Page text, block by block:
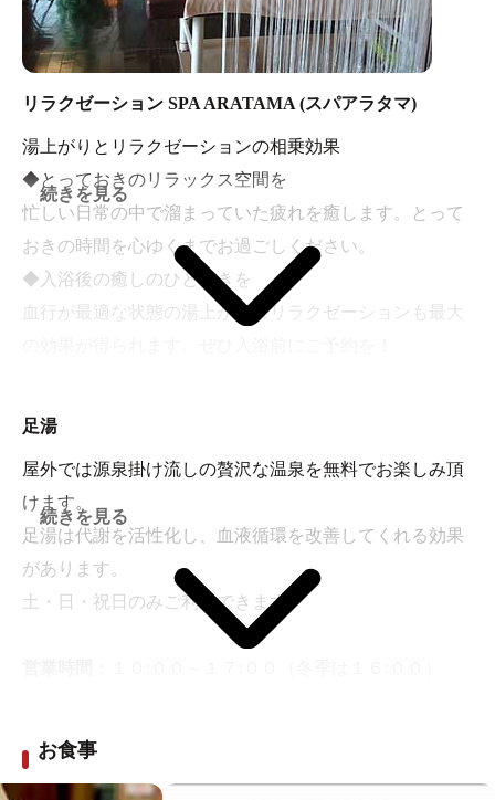
リラクゼーション SPA ARATAMA (スパアラタマ)
湯上がりとリラクゼーションの相乗効果
◆とっておきのリラックス空間を
忙しい日常の中で溜まっていた疲れを癒します。とって
おきの時間を心ゆくまでお過ごしください。
◆入浴後の癒しのひとときを
血行が最適な状態の湯上がりはリラクゼーションも最大
土日祝 午前 ９時～午後９時（受付終了午後８時）
※ 電話でのご予約が出来ます。 053-582-1135 (スパアラ
タマ直通)
続きを見る
足湯
屋外では源泉掛け流しの贅沢な温泉を無料でお楽しみ頂
けます。
足湯は代謝を活性化し、血液循環を改善してくれる効果
があります。
土・日・祝日のみご利用できます。
続きを見る
お食事